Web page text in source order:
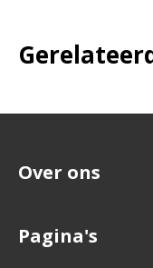
Over ons
Pagina's